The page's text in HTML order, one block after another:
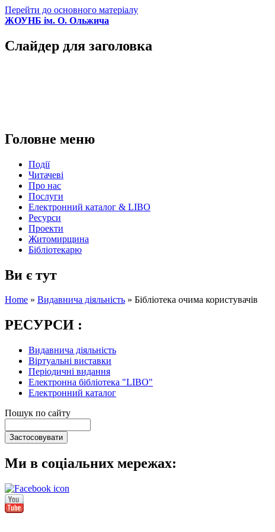
Перейти до основного матеріалу
ЖОУНБ ім. О. Ольжича
Слайдер для заголовка
Головне меню
Події
Читачеві
Про нас
Послуги
Електронний каталог & LIBO
Ресурси
Проекти
Житомирщина
Бібліотекарю
Ви є тут
Home » Видавнича діяльність » Бібліотека очима користувачів
РЕСУРСИ :
Видавнича діяльність
Віртуальні виставки
Періодичні видання
Електронна бібліотека "LIBO"
Електронний каталог
Пошук по сайту
Ми в соціальних мережах: